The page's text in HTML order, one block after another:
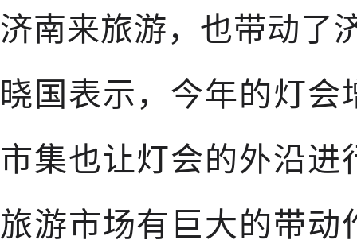
济南来旅游，也带动了
晓国表示，今年的灯
市集也让灯会的外沿进
旅游市场有巨大的带动